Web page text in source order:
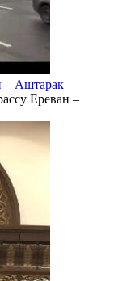
– Аштарак
Ереван –